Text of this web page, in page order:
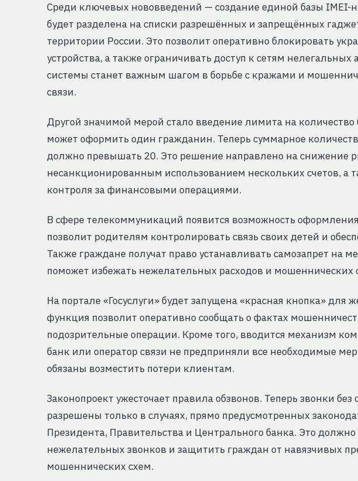
Среди ключевых нововведений — создание единой базы IMEI-
будет разделена на списки разрешённых и запрещённых
территории России. Это позволит оперативно блокировать
устройства, а также ограничивать доступ к сетям нелегальных
системы станет важным шагом в борьбе с кражами и
связи.
Другой значимой мерой стало введение лимита на количество
может оформить один гражданин. Теперь суммарное
должно превышать 20. Это решение направлено на снижение
несанкционированным использованием нескольких счетов, а
контроля за финансовыми операциями.
В сфере телекоммуникаций появится возможность
позволит родителям контролировать связь своих детей и
Также граждане получат право устанавливать самозапрет на
поможет избежать нежелательных расходов и мошеннических
На портале «Госуслуги» будет запущена «красная кнопка»
функция позволит оперативно сообщать о фактах
подозрительные операции. Кроме того, вводится механизм
банк или оператор связи не предприняли все необходимые
обязаны возместить потери клиентам.
Законопроект ужесточает правила обзвонов. Теперь звонки без
разрешены только в случаях, прямо предусмотренных
Президента, Правительства и Центрального банка. Это должно
нежелательных звонков и защитить граждан от навязчивых
мошеннических схем.